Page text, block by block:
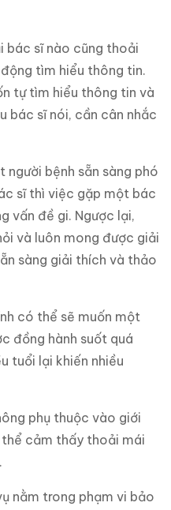
bác sĩ nào cũng thoải
tìm hiểu thông tin.
tự tìm hiểu thông tin và
bác sĩ nói, cần cân nhắc
bệnh sẵn sàng phó
sĩ thì việc gặp một bác
vấn đề gi. Ngược lại,
và luôn mong được giải
sàng giải thích và thảo
có thể sẽ muốn một
đồng hành suốt quá
tuổi lại khiến nhiều
phụ thuộc vào giới
cảm thấy thoải mái
nằm trong phạm vi bảo